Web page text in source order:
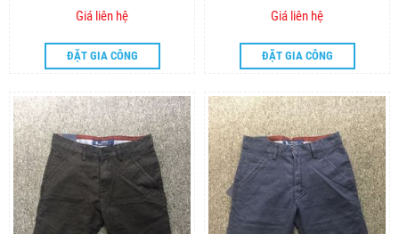
Giá liên hệ
ĐẶT GIA CÔNG
Giá liên hệ
ĐẶT GIA CÔNG